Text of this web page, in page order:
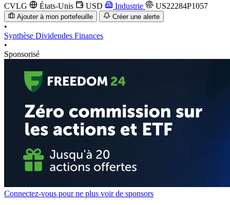
CVLG États-Unis USD Industrie US22284P1057
Ajouter à mon portefeuille Créer une alerte
•
Synthèse Dividendes Finances
•
Sponsorisé
Connectez-vous pour ne plus voir de sponsors